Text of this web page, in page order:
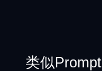
类似Prompt